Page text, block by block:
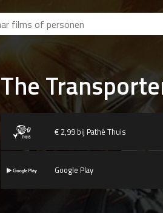
The
€ 2,99 bij Pathé Thuis
Google Play